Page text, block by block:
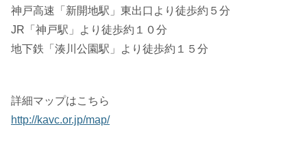
神戸高速「新開地駅」東出口より徒歩約５分
JR「神戸駅」より徒歩約１０分
地下鉄「湊川公園駅」より徒歩約１５分
詳細マップはこちら
http://kavc.or.jp/map/